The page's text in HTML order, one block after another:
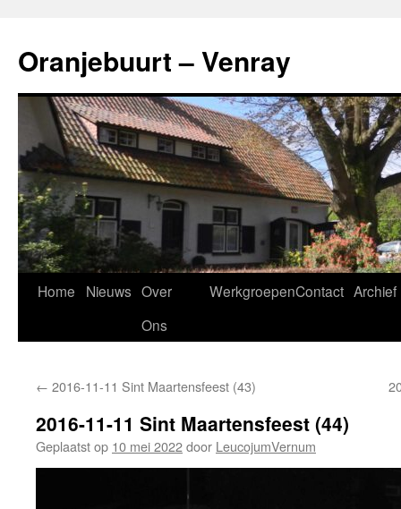
de
inhoud
Oranjebuurt – Venray
Home Nieuws Over
Ons
WerkgroepenContact Archief
← 2016-11-11 Sint Maartensfeest (43)
2016-11-11 Sint Maartensfeest (44)
Geplaatst op 10 mei 2022door LeucojumVernum